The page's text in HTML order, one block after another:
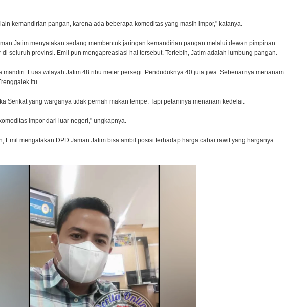
kemandirian pangan, karena ada beberapa komoditas yang masih impor," katanya.
Jatim menyatakan sedang membentuk jaringan kemandirian pangan melalui dewan pimpinan
di seluruh provinsi. Emil pun mengapreasiasi hal tersebut. Terlebih, Jatim adalah lumbung pangan.
Luas wilayah Jatim 48 ribu meter persegi. Penduduknya 40 juta jiwa. Sebenarnya menanam
itu.
Serikat yang warganya tidak pernah makan tempe. Tapi petaninya menanam kedelai.
impor dari luar negeri," ungkapnya.
Emil mengatakan DPD Jaman Jatim bisa ambil posisi terhadap harga cabai rawit yang harganya